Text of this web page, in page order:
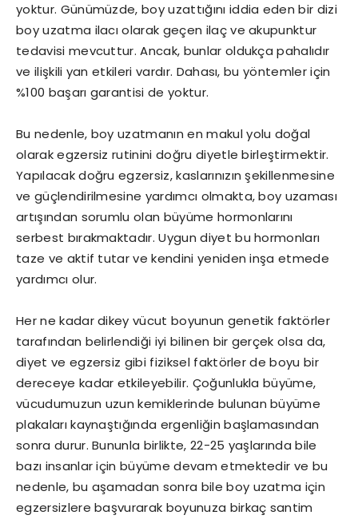
yoktur. Günümüzde, boy uzattığını iddia eden bir dizi
boy uzatma ilacı olarak geçen ilaç ve akupunktur
tedavisi mevcuttur. Ancak, bunlar oldukça pahalıdır
ve ilişkili yan etkileri vardır. Dahası, bu yöntemler için
%100 başarı garantisi de yoktur.
Bu nedenle, boy uzatmanın en makul yolu doğal
olarak egzersiz rutinini doğru diyetle birleştirmektir.
Yapılacak doğru egzersiz, kaslarınızın şekillenmesine
ve güçlendirilmesine yardımcı olmakta, boy uzaması
artışından sorumlu olan büyüme hormonlarını
serbest bırakmaktadır. Uygun diyet bu hormonları
taze ve aktif tutar ve kendini yeniden inşa etmede
yardımcı olur.
Her ne kadar dikey vücut boyunun genetik faktörler
tarafından belirlendiği iyi bilinen bir gerçek olsa da,
diyet ve egzersiz gibi fiziksel faktörler de boyu bir
dereceye kadar etkileyebilir. Çoğunlukla büyüme,
vücudumuzun uzun kemiklerinde bulunan büyüme
plakaları kaynaştığında ergenliğin başlamasından
sonra durur. Bununla birlikte, 22-25 yaşlarında bile
bazı insanlar için büyüme devam etmektedir ve bu
nedenle, bu aşamadan sonra bile boy uzatma için
egzersizlere başvurarak boyunuza birkaç santim